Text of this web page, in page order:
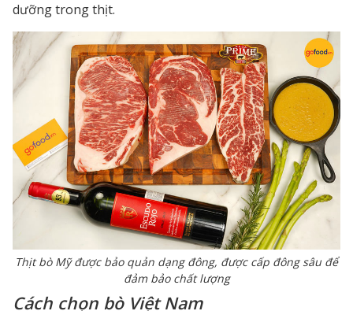
dưỡng trong thịt.
Thịt bò Mỹ được bảo quản dạng đông, được cấp đông sâu để
đảm bảo chất lượng
Cách chọn bò Việt Nam